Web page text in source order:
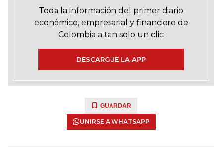
Toda la información del primer diario
económico, empresarial y financiero de
Colombia a tan solo un clic
DESCARGUE LA APP
GUARDAR
UNIRSE A WHATSAPP